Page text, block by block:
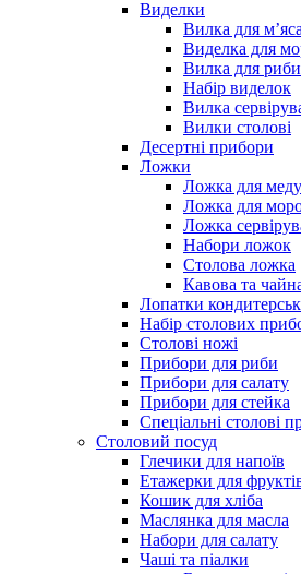
Виделки
Вилка для м’яса
Виделка для
Вилка для риби
Набір виделок
Вилка
Вилки столові
Десертні прибори
Ложки
Ложка для меду
Ложка для
Ложка
Набори ложок
Столова ложка
Кавова та
Лопатки
Набір столових
Столові ножі
Прибори для риби
Прибори для салату
Прибори для стейка
Спеціальні столові
Столовий посуд
Глечики для напоїв
Етажерки для
Кошик для хліба
Маслянка для масла
Набори для салату
Чаші та піалки